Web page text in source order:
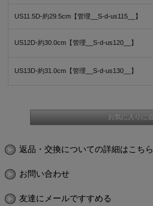
US11.5D-約29.5cm【管理__S-d-us115__】
US12D-約30.0cm【管理__S-d-us120__】
US13D-約31.0cm【管理__S-d-us130__】
返品・交換についての詳細はこちら
お問い合わせ
友達にメールですすめる